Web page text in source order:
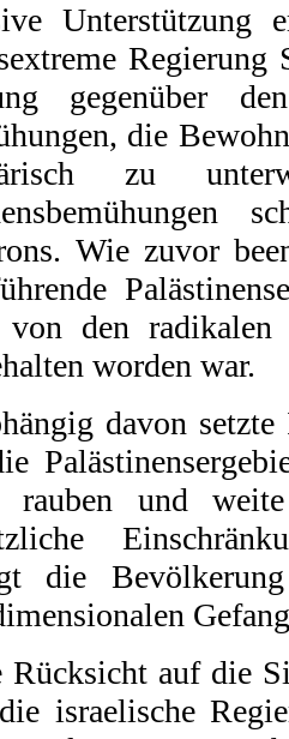
Unterstützung
gegenüber
die
zu
Wie zuvor
von den radikalen
worden war.
davon
rauben und
die
Rücksicht auf die
israelische